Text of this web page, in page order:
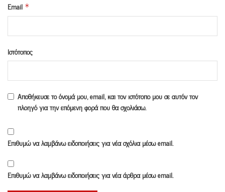
Email *
Ιστότοπος
Αποθήκευσε το όνομά μου, email, και τον ιστότοπο μου σε αυτόν τον
πλοηγό για την επόμενη φορά που θα σχολιάσω.
Επιθυμώ να λαμβάνω ειδοποιήσεις για νέα σχόλια μέσω email.
Επιθυμώ να λαμβάνω ειδοποιήσεις για νέα άρθρα μέσω email.